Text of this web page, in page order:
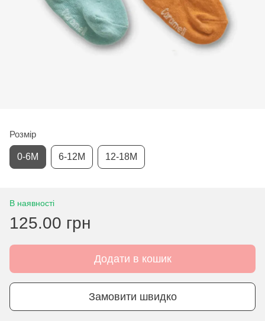
Розмір
0-6М 6-12М 12-18М
В наявності
125.00 грн
Додати в кошик
Замовити швидко